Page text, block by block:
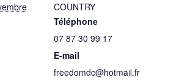
COUNTRY
Téléphone
07 87 30 99 17
E-mail
freedomdc@hotmail.fr